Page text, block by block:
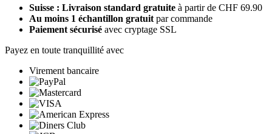
Suisse : Livraison standard gratuite à partir de CHF 69.90
Au moins 1 échantillon gratuit par commande
Paiement sécurisé avec cryptage SSL
Payez en toute tranquillité avec
Virement bancaire